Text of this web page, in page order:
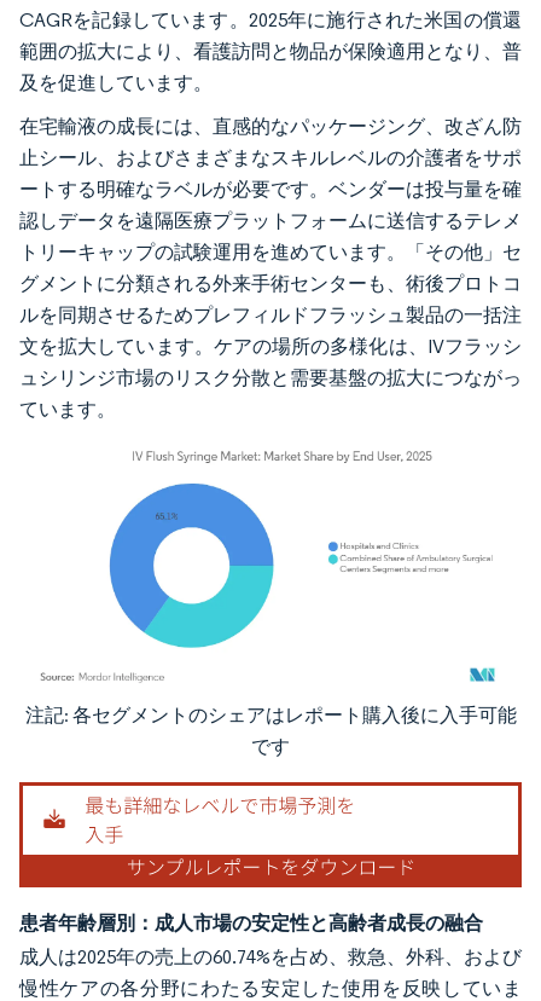
CAGRを記録しています。2025年に施行された米国の償還
範囲の拡大により、看護訪問と物品が保険適用となり、普
及を促進しています。
在宅輸液の成長には、直感的なパッケージング、改ざん防
止シール、およびさまざまなスキルレベルの介護者をサポ
ートする明確なラベルが必要です。ベンダーは投与量を確
認しデータを遠隔医療プラットフォームに送信するテレメ
トリーキャップの試験運用を進めています。「その他」セ
グメントに分類される外来手術センターも、術後プロトコ
ルを同期させるためプレフィルドフラッシュ製品の一括注
文を拡大しています。ケアの場所の多様化は、IVフラッシ
ュシリンジ市場のリスク分散と需要基盤の拡大につながっ
ています。
画像 © Mordor Intelligence。再利用にはCC BY 4.0の表示が必要です。
注記: 各セグメントのシェアはレポート購入後に入手可能
です
患者年齢層別：成人市場の安定性と高齢者成長の融合
成人は2025年の売上の60.74%を占め、救急、外科、および
慢性ケアの各分野にわたる安定した使用を反映していま